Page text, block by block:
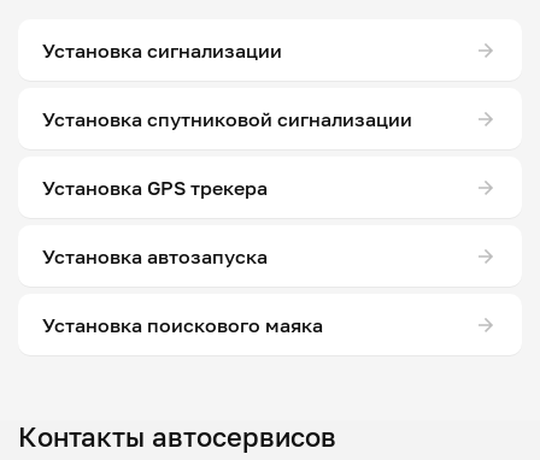
Установка сигнализации
Установка спутниковой сигнализации
Установка GPS трекера
Установка автозапуска
Установка поискового маяка
Контакты автосервисов